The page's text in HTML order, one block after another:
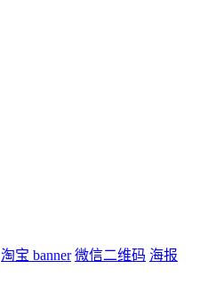
淘宝 banner 微信二维码 海报